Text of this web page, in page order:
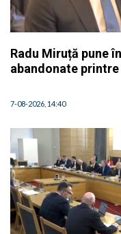
Radu Miruță pune
abandonate
7-08-2026, 14:40